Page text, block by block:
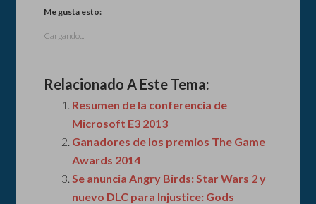
Me gusta esto:
Cargando...
Relacionado A Este Tema:
Resumen de la conferencia de
Microsoft E3 2013
Ganadores de los premios The Game
Awards 2014
Se anuncia Angry Birds: Star Wars 2 y
nuevo DLC para Injustice: Gods